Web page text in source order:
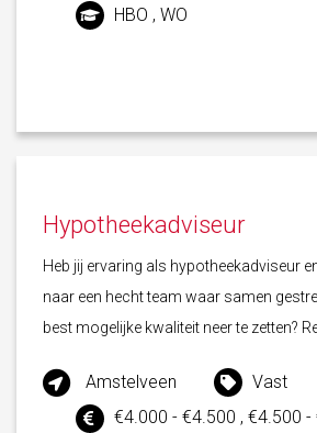
HBO , WO
Hypotheekadviseur
Heb jij ervaring als hypotheekadviseur
naar een hecht team waar samen
best mogelijke kwaliteit neer te zetten?
Amstelveen
Vast
€4.000 - €4.500 , €4.500 -